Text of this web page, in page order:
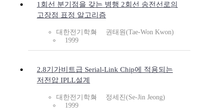
1회선 분기점을 갖는 병행 2회선 송전선로의
고장점 표정 알고리즘
대한전기학회
권태원(Tae-Won Kwon)
1999
2.8기가비트급 Serial-Link Chip에 적용되는
저전압 IPLL설계
대한전기학회
정세진(Se-Jin Jeong)
1999